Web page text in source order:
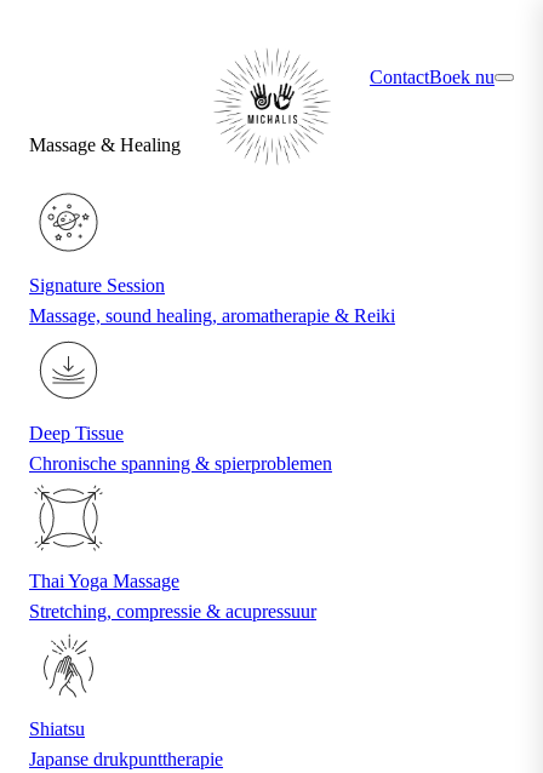
ContactBoek nu
Massage & Healing
Signature Session
Massage, sound healing, aromatherapie & Reiki
Deep Tissue
Chronische spanning & spierproblemen
Thai Yoga Massage
Stretching, compressie & acupressuur
Shiatsu
Japanse drukpunttherapie